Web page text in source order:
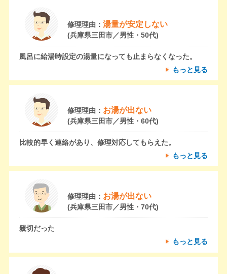
修理理由： 湯量が安定しない
(兵庫県三田市／男性・50代)
風呂に給湯時設定の湯量になっても止まらなくなった。
もっと見る
修理理由： お湯が出ない
(兵庫県三田市／男性・60代)
比較的早く連絡があり、修理対応してもらえた。
もっと見る
修理理由： お湯が出ない
(兵庫県三田市／男性・70代)
親切だった
もっと見る